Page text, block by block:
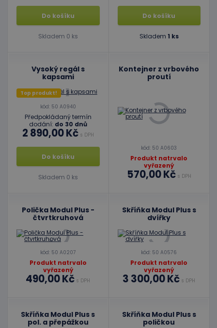
Do košíku
Skladem 0 ks
Do košíku
Skladem 1 ks
Vysoký regál s
kapsami
Top produkt!
kód: 50 A0940
Předpokládaný termín
dodání: do 30 dnů
2 890,00 Kčs DPH
Do košíku
Skladem 0 ks
Kontejner z vrbového
proutí
kód: 50 A0603
Produkt natrvalo
vyřazený
570,00 Kčs DPH
Polička Modul Plus -
čtvrtkruhová
kód: 50 A0207
Produkt natrvalo
vyřazený
490,00 Kč s DPH
Skříňka Modul Plus s
dvířky
kód: 50 A0576
Produkt natrvalo
vyřazený
3 300,00 Kč s DPH
Skříňka Modul Plus s
pol. a přepážkou
Skříňka Modul Plus s
poličkou